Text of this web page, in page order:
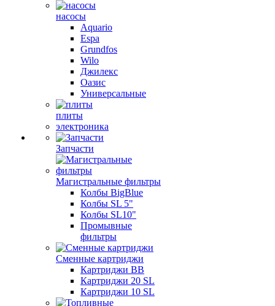
насосы
Aquario
Espa
Grundfos
Wilo
Джилекс
Оазис
Универсальные
плиты
электроника
Запчасти
Магистральные фильтры
Колбы BigBlue
Колбы SL 5"
Колбы SL10"
Промывные
фильтры
Сменные картриджи
Картриджи BB
Картриджи 20 SL
Картриджи 10 SL